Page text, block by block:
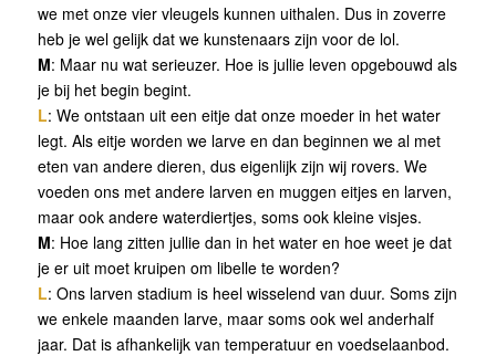
we met onze vier vleugels kunnen uithalen. Dus in zoverre
heb je wel gelijk dat we kunstenaars zijn voor de lol.
M: Maar nu wat serieuzer. Hoe is jullie leven opgebouwd als
je bij het begin begint.
L: We ontstaan uit een eitje dat onze moeder in het water
legt. Als eitje worden we larve en dan beginnen we al met
eten van andere dieren, dus eigenlijk zijn wij rovers. We
voeden ons met andere larven en muggen eitjes en larven,
maar ook andere waterdiertjes, soms ook kleine visjes.
M: Hoe lang zitten jullie dan in het water en hoe weet je dat
je er uit moet kruipen om libelle te worden?
L: Ons larven stadium is heel wisselend van duur. Soms zijn
we enkele maanden larve, maar soms ook wel anderhalf
jaar. Dat is afhankelijk van temperatuur en voedselaanbod.